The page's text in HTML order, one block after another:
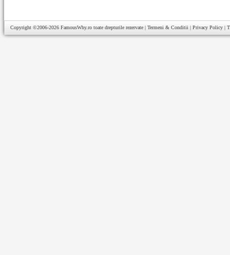
Copyright ©2006-2026 FamousWhy.ro toate drepturile rezervate | Termeni & Conditii | Privacy Policy |